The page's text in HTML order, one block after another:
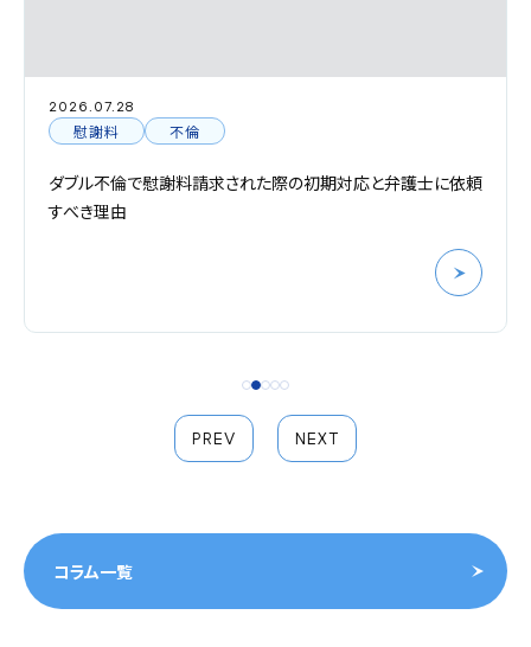
2026.07.28
慰謝料
不倫
ダブル不倫で慰謝料請求された際の初期対応と弁護士に依頼
すべき理由
PREV NEXT
コラム一覧